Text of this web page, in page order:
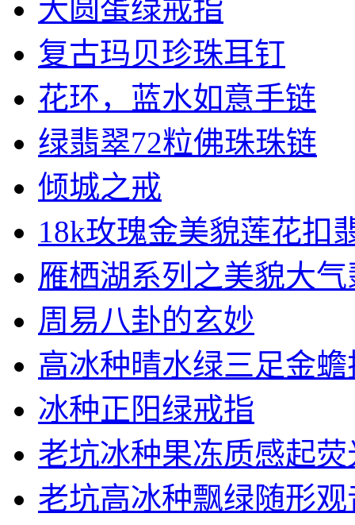
大圆蛋绿戒指
复古玛贝珍珠耳钉
花环，蓝水如意手链
绿翡翠72粒佛珠珠链
倾城之戒
18k玫瑰金美貌莲花扣
雁栖湖系列之美貌大气
周易八卦的玄妙
高冰种晴水绿三足金蟾
冰种正阳绿戒指
老坑冰种果冻质感起荧
老坑高冰种飘绿随形观